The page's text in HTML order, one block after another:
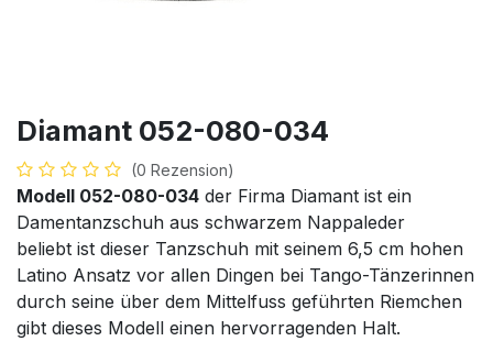
Diamant 052-080-034
(0 Rezension)
Modell 052-080-034 der Firma Diamant ist ein
Damentanzschuh aus schwarzem Nappaleder
beliebt ist dieser Tanzschuh mit seinem 6,5 cm hohen
Latino Ansatz vor allen Dingen bei Tango-Tänzerinnen
durch seine über dem Mittelfuss geführten Riemchen
gibt dieses Modell einen hervorragenden Halt.